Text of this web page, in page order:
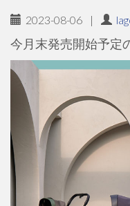
2023-08-06 |
今月末発売開始予定